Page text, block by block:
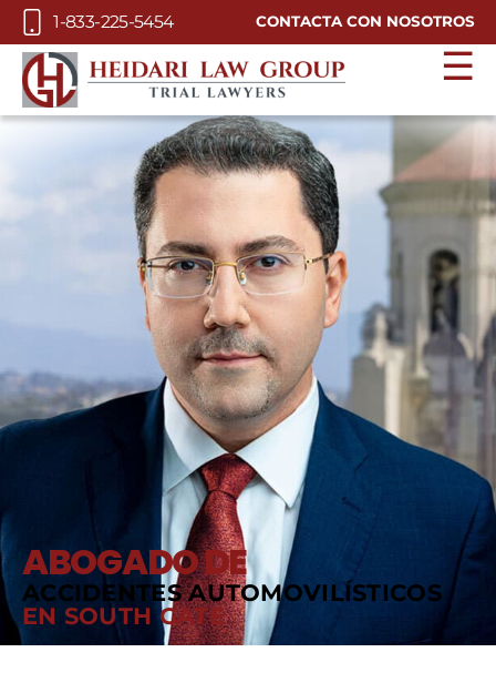
Skip to Main Content
1-833-225-5454 CONTACTA CON NOSOTROS
☰
ABOGADO DE
ACCIDENTES AUTOMOVILÍSTICOS
EN SOUTH GATE